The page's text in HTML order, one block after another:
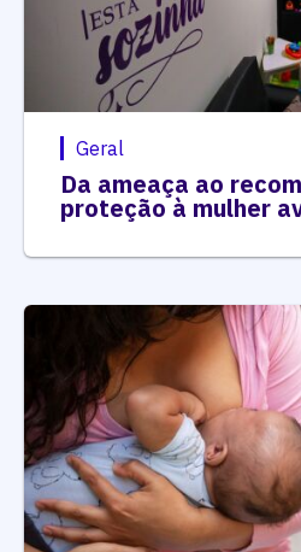
Geral
Da ameaça ao
proteção à mulher